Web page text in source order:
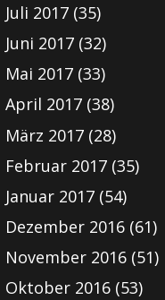
Juli 2017(35)
Juni 2017(32)
Mai 2017(33)
April 2017(38)
März 2017(28)
Februar 2017(35)
Januar 2017(54)
Dezember 2016(61)
November 2016(51)
Oktober 2016(53)